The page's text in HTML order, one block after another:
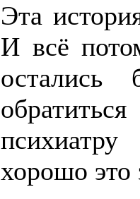
Эта
И всё
остались
хорошо это